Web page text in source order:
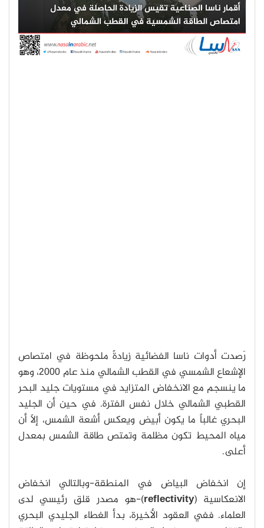
رَصدت أدوات ناسا الفضائية زيادةً ملحوظة في امتصاص
الإشعاع الشمسي في القطب الشمالي منذ عام 2000، وهو
ما ينسجم مع الانخفاض المتزايد في مستويات جليد البحر
القطبي الشمالي خلال نفس الفترة. في حين أن الجليد
البحري غالباً ما يكون أبيض ويعكس أشعة الشمس، إلّا أن
مياه المحيط تكون مظلمة وتمتص طاقة الشمس بمعدل
أعلى.
إن انخفاض البياض في المنطقة-وبالتالي انخفاض
الانعكاسية (reflectivity)-هو مصدر قلق رئيسي لدى
العلماء. ففي العقود الأخيرة، بدأ الغطاء الجليدي البحري